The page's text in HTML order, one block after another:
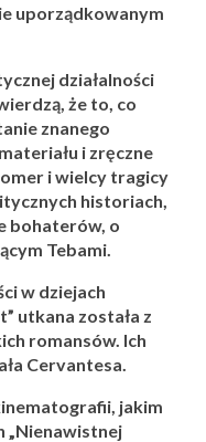
uporządkowanym
działalności
że to, co
znanego
i zręczne
i wielcy tragicy
historiach,
bohaterów, o
Tebami.
w dziejach
utkana została z
romansów. Ich
Cervantesa.
jakim
„Nienawistnej